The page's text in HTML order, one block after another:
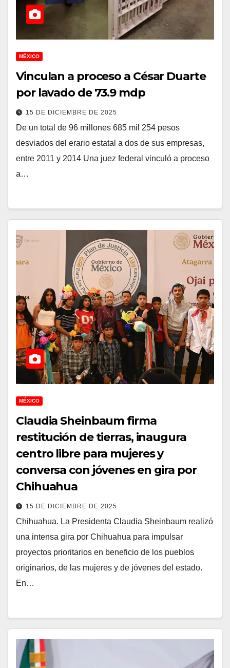
MÉXICO
Vinculan a proceso a César Duarte
por lavado de 73.9 mdp
15 DE DICIEMBRE DE 2025
De un total de 96 millones 685 mil 254 pesos
desviados del erario estatal a dos de sus empresas,
entre 2011 y 2014 Una juez federal vinculó a proceso
a…
MÉXICO
Claudia Sheinbaum firma
restitución de tierras, inaugura
centro libre para mujeres y
conversa con jóvenes en gira por
Chihuahua
15 DE DICIEMBRE DE 2025
Chihuahua. La Presidenta Claudia Sheinbaum realizó
una intensa gira por Chihuahua para impulsar
proyectos prioritarios en beneficio de los pueblos
originarios, de las mujeres y de jóvenes del estado.
En…